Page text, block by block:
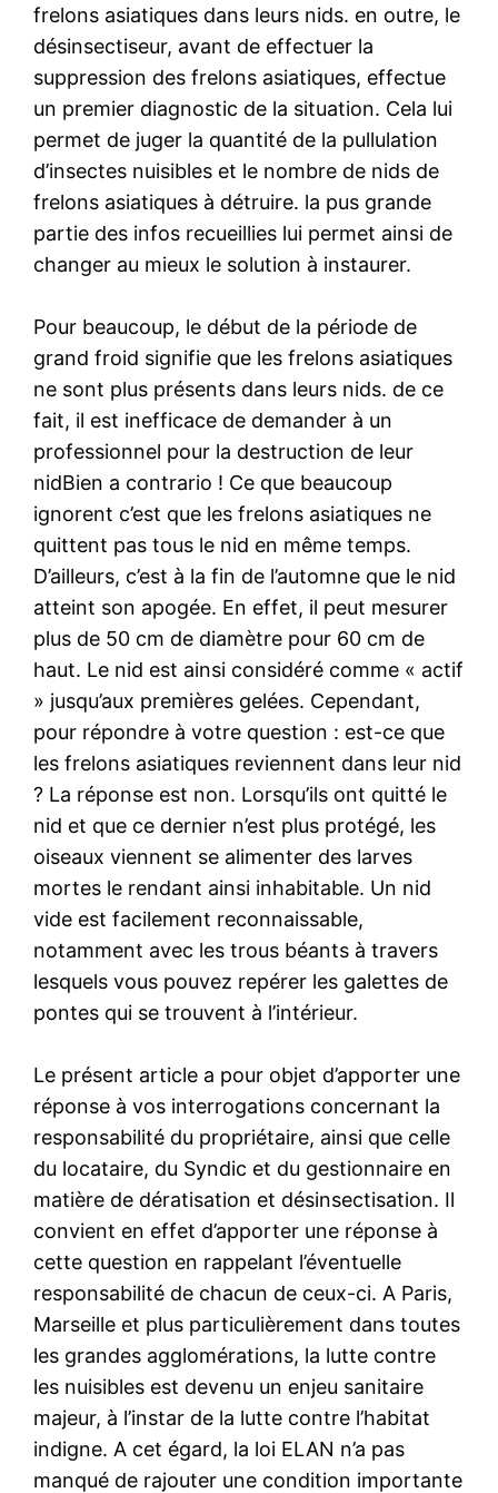
frelons asiatiques dans leurs nids. en outre, le
désinsectiseur, avant de effectuer la
suppression des frelons asiatiques, effectue
un premier diagnostic de la situation. Cela lui
permet de juger la quantité de la pullulation
d’insectes nuisibles et le nombre de nids de
frelons asiatiques à détruire. la pus grande
partie des infos recueillies lui permet ainsi de
changer au mieux le solution à instaurer.
Pour beaucoup, le début de la période de
grand froid signifie que les frelons asiatiques
ne sont plus présents dans leurs nids. de ce
fait, il est inefficace de demander à un
professionnel pour la destruction de leur
nidBien a contrario ! Ce que beaucoup
ignorent c’est que les frelons asiatiques ne
quittent pas tous le nid en même temps.
D’ailleurs, c’est à la fin de l’automne que le nid
atteint son apogée. En effet, il peut mesurer
plus de 50 cm de diamètre pour 60 cm de
haut. Le nid est ainsi considéré comme « actif
» jusqu’aux premières gelées. Cependant,
pour répondre à votre question : est-ce que
les frelons asiatiques reviennent dans leur nid
? La réponse est non. Lorsqu’ils ont quitté le
nid et que ce dernier n’est plus protégé, les
oiseaux viennent se alimenter des larves
mortes le rendant ainsi inhabitable. Un nid
vide est facilement reconnaissable,
notamment avec les trous béants à travers
lesquels vous pouvez repérer les galettes de
pontes qui se trouvent à l’intérieur.
Le présent article a pour objet d’apporter une
réponse à vos interrogations concernant la
responsabilité du propriétaire, ainsi que celle
du locataire, du Syndic et du gestionnaire en
matière de dératisation et désinsectisation. Il
convient en effet d’apporter une réponse à
cette question en rappelant l’éventuelle
responsabilité de chacun de ceux-ci. A Paris,
Marseille et plus particulièrement dans toutes
les grandes agglomérations, la lutte contre
les nuisibles est devenu un enjeu sanitaire
majeur, à l’instar de la lutte contre l’habitat
indigne. A cet égard, la loi ELAN n’a pas
manqué de rajouter une condition importante